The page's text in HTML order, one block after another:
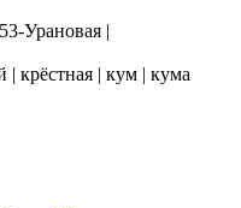
Урановая |
| крёстная | кум | кума